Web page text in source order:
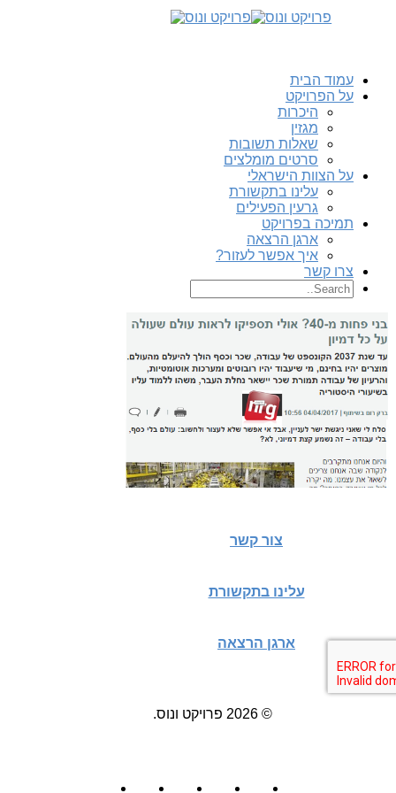
עמוד הבית
על הפרויקט
היכרות
מגזין
שאלות תשובות
סרטים מומלצים
על הצוות הישראלי
עלינו בתקשורת
גרעין הפעילים
תמיכה בפרויקט
ארגן הרצאה
איך אפשר לעזור?
צרו קשר
צור קשר
עלינו בתקשורת
ארגן הרצאה
© 2026 פרויקט ונוס.